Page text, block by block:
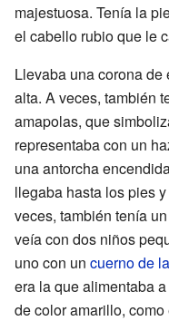
majestuosa. Tenía la
el cabello rubio que le
Llevaba una corona
alta. A veces, también
amapolas, que
representaba con un
una antorcha
llegaba hasta los pies
veces, también tenía
veía con dos niños
uno con un cuerno de
era la que alimentaba
de color amarillo,